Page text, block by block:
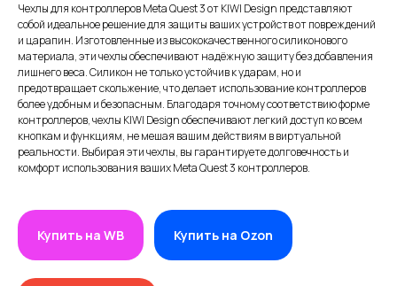
Чехлы для контроллеров Meta Quest 3 от KIWI Design представляют
собой идеальное решение для защиты ваших устройств от повреждений
и царапин. Изготовленные из высококачественного силиконового
материала, эти чехлы обеспечивают надёжную защиту без добавления
лишнего веса. Силикон не только устойчив к ударам, но и
предотвращает скольжение, что делает использование контроллеров
более удобным и безопасным. Благодаря точному соответствию форме
контроллеров, чехлы KIWI Design обеспечивают легкий доступ ко всем
кнопкам и функциям, не мешая вашим действиям в виртуальной
реальности. Выбирая эти чехлы, вы гарантируете долговечность и
комфорт использования ваших Meta Quest 3 контроллеров.
Купить на WB Купить на Ozon
ИИК: KZ95722S000007569370